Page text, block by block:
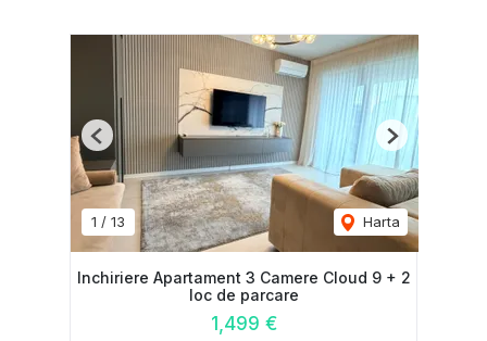
1 / 13 Harta
Previous Next
Inchiriere Apartament 3 Camere Cloud 9 + 2
loc de parcare
1,499 €